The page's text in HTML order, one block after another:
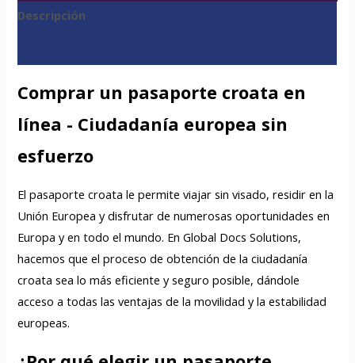
Descripción
Comprar un pasaporte croata en
línea - Ciudadanía europea sin
esfuerzo
El pasaporte croata le permite viajar sin visado, residir en la
Unión Europea y disfrutar de numerosas oportunidades en
Europa y en todo el mundo. En Global Docs Solutions,
hacemos que el proceso de obtención de la ciudadanía
croata sea lo más eficiente y seguro posible, dándole
acceso a todas las ventajas de la movilidad y la estabilidad
europeas.